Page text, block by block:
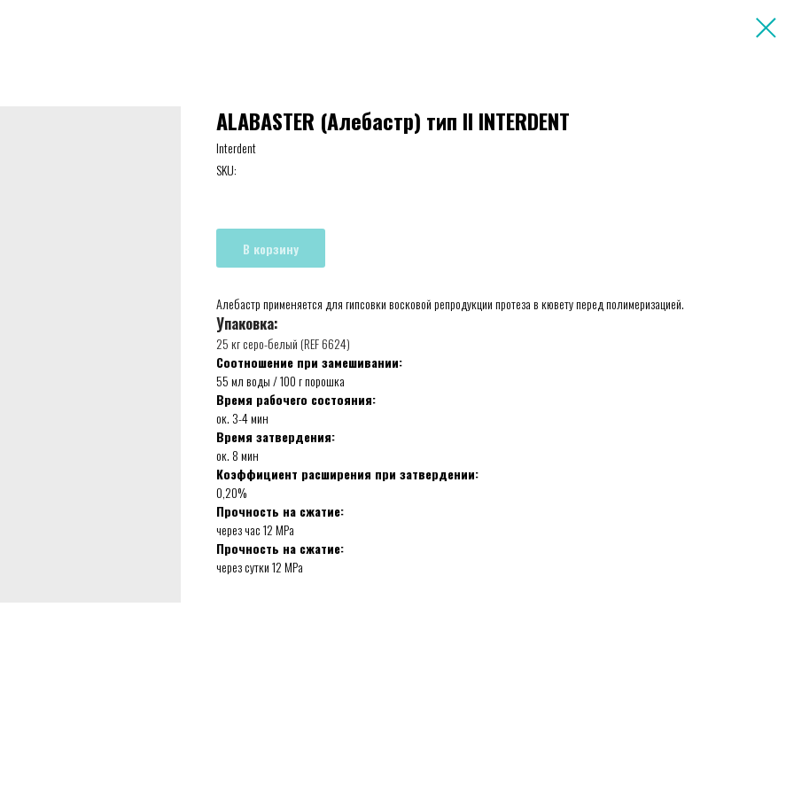
ALABASTER (Алебастр) тип II INTERDENT
Interdent
SKU:
В корзину
Алебастр применяется для гипсовки восковой репродукции протеза в кювету перед полимеризацией.
Упаковка:
25 кг серо-белый (REF 6624)
Соотношение при замешивании:
55 мл воды / 100 г порошка
Время рабочего состояния:
ок. 3-4 мин
Время затвердения:
ок. 8 мин
Коэффициент расширения при затвердении:
0,20%
Прочность на сжатие:
через час 12 MPa
Прочность на сжатие:
через сутки 12 MPa